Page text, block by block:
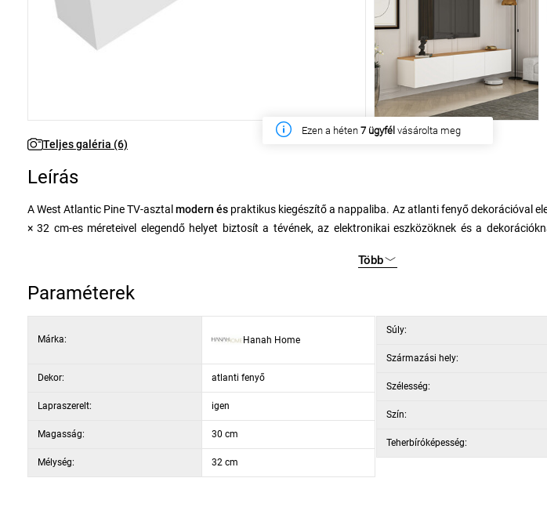
Ezen a héten 7 ügyfél vásárolta meg
Teljes galéria (6)
Leírás
A West Atlantic Pine TV-asztal modern és praktikus kiegészítő a nappaliba. Az atlanti fenyő dekorációval
× 32 cm-es méreteivel elegendő helyet biztosít a tévének, az elektronikai eszközöknek és a
bevont forgácslapból készült, ami biztosítja a stabilitást.
Paraméterek:
Anyag: melaminbevonatú faforgácslap
Dekor: atlanti fenyő
Több
Paraméterek
Márka: Hanah Home
Dekor: atlanti fenyő
Lapraszerelt: igen
Magasság: 30 cm
Mélység: 32 cm
Súly:
Származási hely:
Szélesség:
Szín:
Teherbíróképesség: